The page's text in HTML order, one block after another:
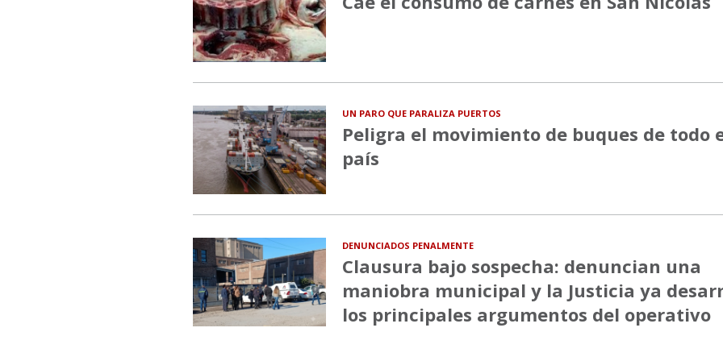
UN PARO QUE PARALIZA PUERTOS
Peligra el movimiento de buques de todo
país
DENUNCIADOS PENALMENTE
Clausura bajo sospecha: denuncian una
maniobra municipal y la Justicia ya
los principales argumentos del operativo